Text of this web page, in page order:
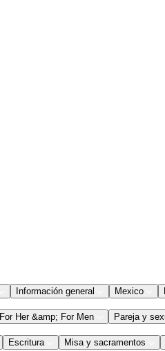
Información general Mexico
For Her &amp; For Men Pareja y
Escritura Misa y sacramentos